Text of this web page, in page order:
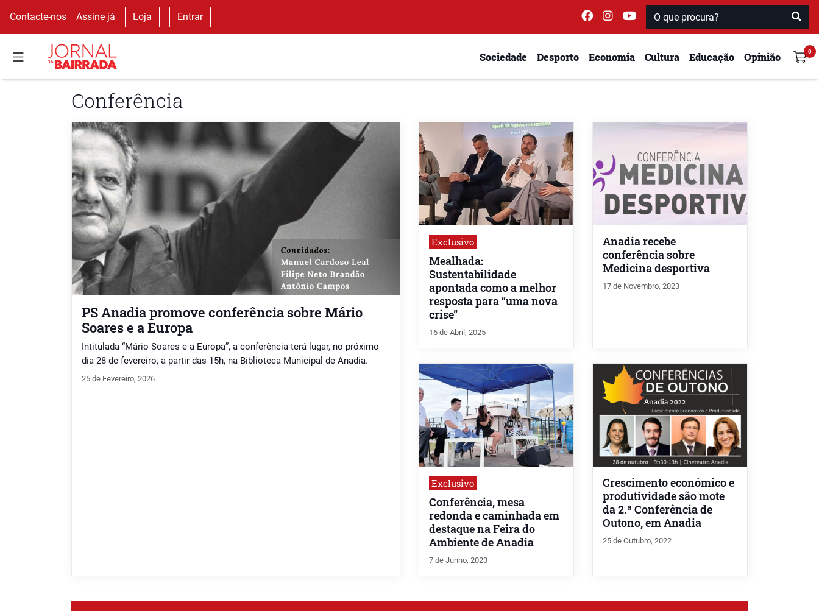
Contacte-nos Assine já Loja Entrar
Sociedade Desporto Economia Cultura Educação Opinião
Conferência
PS Anadia promove conferência sobre Mário
Soares e a Europa
Intitulada “Mário Soares e a Europa”, a conferência terá lugar, no próximo
dia 28 de fevereiro, a partir das 15h, na Biblioteca Municipal de Anadia.
25 de Fevereiro, 2026
Exclusivo
Mealhada:
Sustentabilidade
apontada como a melhor
resposta para “uma nova
crise”
16 de Abril, 2025
Anadia recebe
conferência sobre
Medicina desportiva
17 de Novembro, 2023
Exclusivo
Conferência, mesa
redonda e caminhada em
destaque na Feira do
Ambiente de Anadia
7 de Junho, 2023
Crescimento económico e
produtividade são mote
da 2.ª Conferência de
Outono, em Anadia
25 de Outubro, 2022